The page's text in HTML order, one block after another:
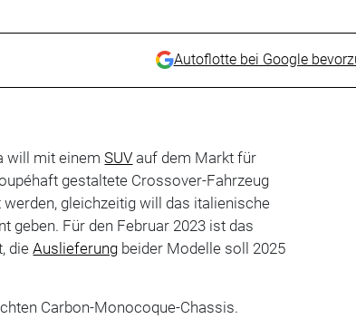
Autoflotte bei Google
will mit einemSUV auf dem Markt für
gestaltete Crossover-Fahrzeug
gleichzeitig will das italienische
geben. Für den Februar 2023 ist das
dieAuslieferung beider Modelle soll 2025
Carbon-Monocoque-Chassis.